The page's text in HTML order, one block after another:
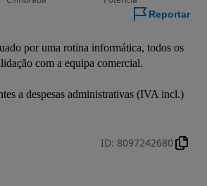
Reportar
por uma rotina informática, todos os
com a equipa comercial.
a despesas administrativas (IVA incl.)
ID: 8097242680